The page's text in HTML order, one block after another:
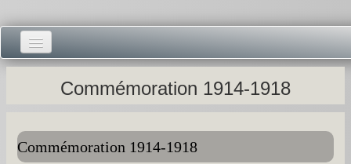
Accueil -
Vie municipale -
Présentations -
Commémoration 1914-1918
Commémoration 1914-1918